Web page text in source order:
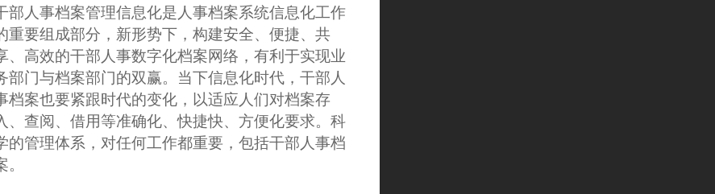
部人事档案管理信息化是人事档案系统信息化工作
重要组成部分，新形势下，构建安全、便捷、共
、高效的干部人事数字化档案网络，有利于实现业
部门与档案部门的双赢。当下信息化时代，干部人
档案也要紧跟时代的变化，以适应人们对档案存
、查阅、借用等准确化、快捷快、方便化要求。科
的管理体系，对任何工作都重要，包括干部人事档
。